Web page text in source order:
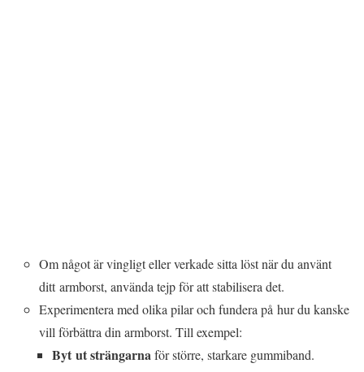
Om något är vingligt eller verkade sitta löst när du använt
ditt armborst, använda tejp för att stabilisera det.
Experimentera med olika pilar och fundera på hur du kanske
vill förbättra din armborst. Till exempel:
Byt ut strängarnaför större, starkare gummiband.